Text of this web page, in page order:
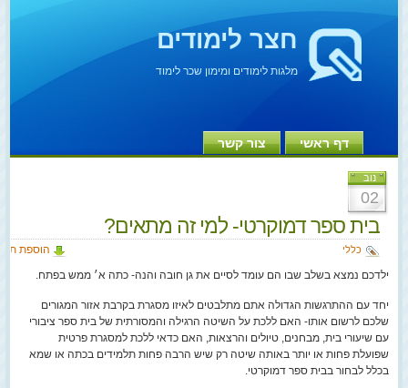
חצר לימודים
מלגות לימודים ומימון שכר לימוד
דף ראשי צור קשר
נוב
02
בית ספר דמוקרטי- למי זה מתאים?
כללי
הוספת
ילדכם נמצא בשלב שבו הם עומד לסיים את גן חובה והנה- כתה א׳ ממש בפתח.
יחד עם ההתרגשות הגדולה אתם מתלבטים לאיזו מסגרת בקרבת אזור המגורים
שלכם לרשום אותו- האם ללכת על השיטה הרגילה והמסורתית של בית ספר ציבורי
עם שיעורי בית, מבחנים, טיולים והרצאות, האם כדאי ללכת למסגרת פרטית
שפועלת פחות או יותר באותה שיטה רק שיש הרבה פחות תלמידים בכתה או שמא
בכלל לבחור בבית ספר דמוקרטי.